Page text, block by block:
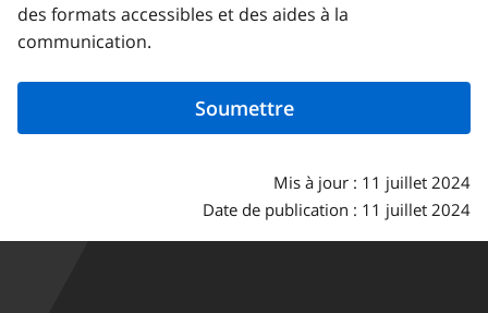
des formats accessibles et des aides à la
communication.
Mis à jour : 11 juillet 2024
Date de publication : 11 juillet 2024